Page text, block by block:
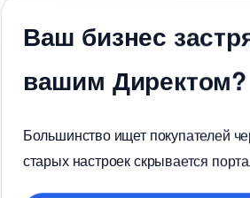
аш бизнес
ашим Директом?
Большинство ищет покупателей
старых настроек скрывается